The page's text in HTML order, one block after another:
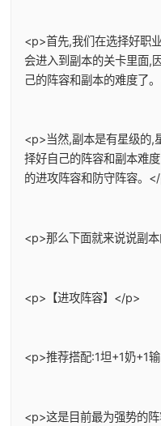
<p>首先,我们在选择好职
会进入到副本的关卡里面,
己的阵容和副本的难度了
<p>当然,副本是有星级的,
择好自己的阵容和副本难
的进攻阵容和防守阵容。
<p>那么下面就来说说副
<p>【进攻阵容】</p>
<p>推荐搭配:1坦+1奶+1
<p>这是目前最为强势的